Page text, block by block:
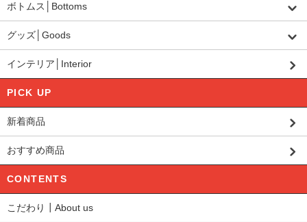
ボトムス│Bottoms
グッズ│Goods
インテリア│Interior
PICK UP
新着商品
おすすめ商品
CONTENTS
こだわり┃About us